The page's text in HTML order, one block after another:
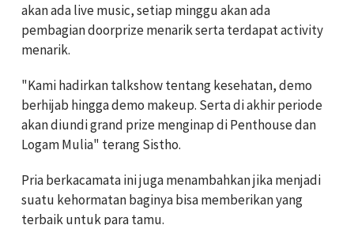
akan ada live music, setiap minggu akan ada
pembagian doorprize menarik serta terdapat activity
menarik.
"Kami hadirkan talkshow tentang kesehatan, demo
berhijab hingga demo makeup. Serta di akhir periode
akan diundi grand prize menginap di Penthouse dan
Logam Mulia" terang Sistho.
Pria berkacamata ini juga menambahkan jika menjadi
suatu kehormatan baginya bisa memberikan yang
terbaik untuk para tamu.